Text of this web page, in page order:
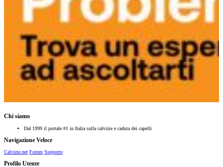
Chi siamo
Dal 1999 il portale #1 in Italia sulla calvizie e caduta dei capelli
Navigazione Veloce
Calvizie.net Forum Supporto
Profilo Utente